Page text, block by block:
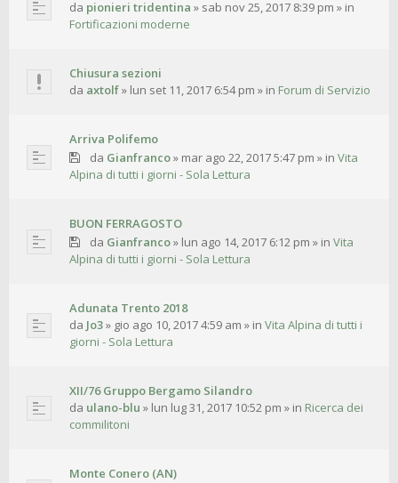
da pionieri tridentina » sab nov 25, 2017 8:39 pm » in
Fortificazioni moderne
Chiusura sezioni
da axtolf» lun set 11, 2017 6:54 pm » in Forum di Servizio
Arriva Polifemo
da Gianfranco» mar ago 22, 2017 5:47 pm » in Vita
Alpina di tutti i giorni - Sola Lettura
BUON FERRAGOSTO
da Gianfranco» lun ago 14, 2017 6:12 pm » in Vita
Alpina di tutti i giorni - Sola Lettura
Adunata Trento 2018
da Jo3» gio ago 10, 2017 4:59 am » in Vita Alpina di tutti i
giorni - Sola Lettura
XII/76 Gruppo Bergamo Silandro
da ulano-blu » lun lug 31, 2017 10:52 pm » in Ricerca dei
commilitoni
Monte Conero (AN)